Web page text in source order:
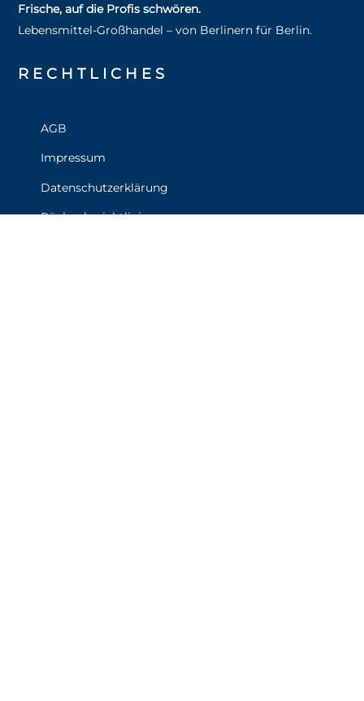
Frische, auf die Profis schwören.
Lebensmittel‑Großhandel – von Berlinern für Berlin.
RECHT­LICHES
AGB
Impressum
Datenschutzerklärung
Rückgaberichtlinien